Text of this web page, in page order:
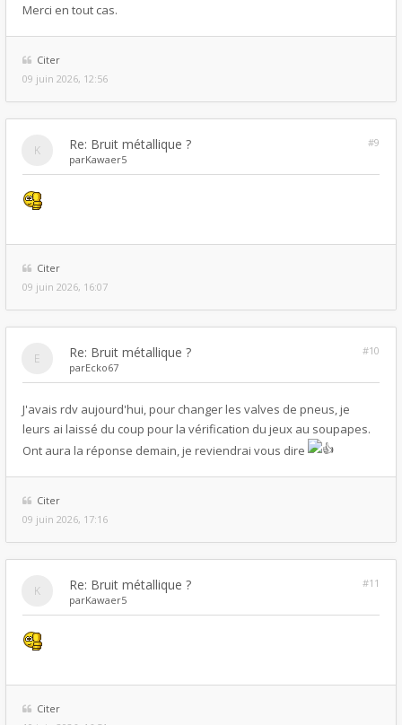
Merci en tout cas.
Citer
09 juin 2026, 12:56
Re: Bruit métallique ?
#9
parKawaer5
Citer
09 juin 2026, 16:07
Re: Bruit métallique ?
#10
parEcko67
J'avais rdv aujourd'hui, pour changer les valves de pneus, je
leurs ai laissé du coup pour la vérification du jeux au soupapes.
Ont aura la réponse demain, je reviendrai vous dire
Citer
09 juin 2026, 17:16
Re: Bruit métallique ?
#11
parKawaer5
Citer